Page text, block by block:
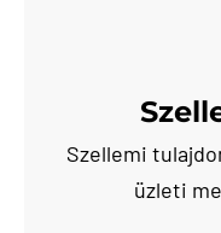
Szellemi
üzleti